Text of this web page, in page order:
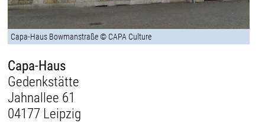
Capa-Haus Bowmanstraße © CAPA Culture
Capa-Haus
Gedenkstätte
Jahnallee 61
04177 Leipzig